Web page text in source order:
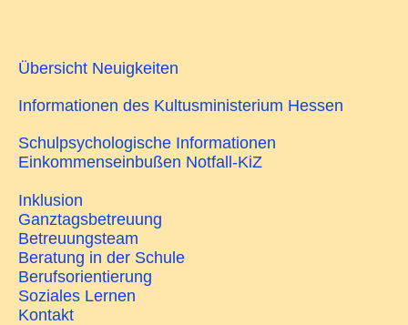
Übersicht Neuigkeiten
Informationen des Kultusministerium Hessen
Schulpsychologische Informationen
Einkommenseinbußen Notfall-KiZ
Inklusion
Ganztagsbetreuung
Betreuungsteam
Beratung in der Schule
Berufsorientierung
Soziales Lernen
Kontakt